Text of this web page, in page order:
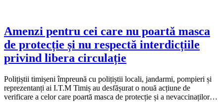
Amenzi pentru cei care nu poartă masca
de protecție și nu respectă interdicțiile
privind libera circulație
Polițiștii timișeni împreună cu polițiștii locali, jandarmi, pompieri și
reprezentanți ai I.T.M Timiș au desfășurat o nouă acțiune de
verificare a celor care poartă masca de protecție și a nevaccinaților…